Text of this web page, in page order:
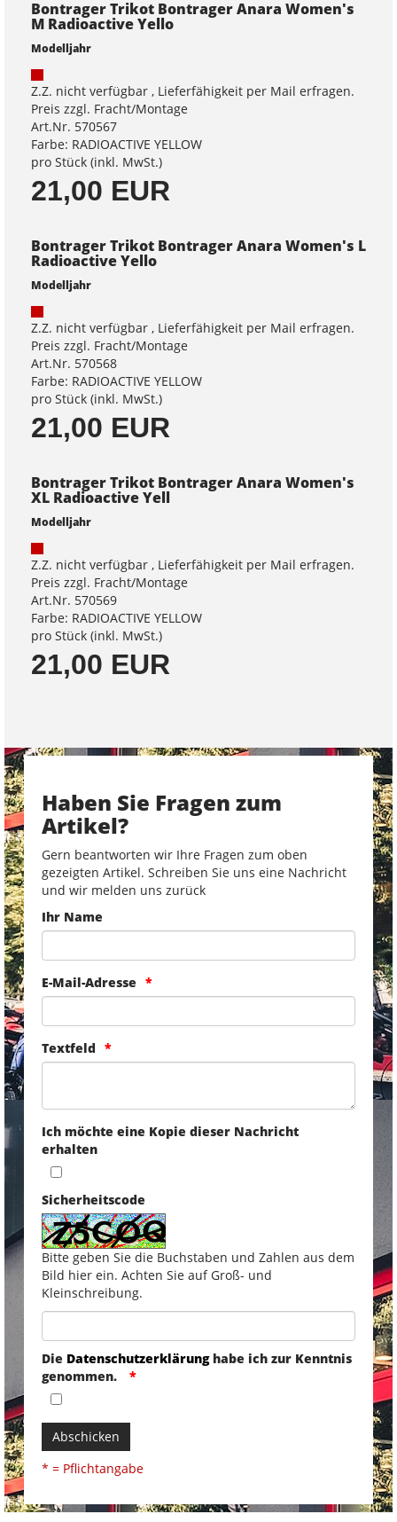
Bontrager Trikot Bontrager Anara Women's
M Radioactive Yello
Modelljahr
Z.Z. nicht verfügbar , Lieferfähigkeit per Mail erfragen.
Preis zzgl. Fracht/Montage
Art.Nr. 570567
Farbe: RADIOACTIVE YELLOW
pro Stück (inkl. MwSt.)
21,00 EUR
Bontrager Trikot Bontrager Anara Women's L
Radioactive Yello
Modelljahr
Z.Z. nicht verfügbar , Lieferfähigkeit per Mail erfragen.
Preis zzgl. Fracht/Montage
Art.Nr. 570568
Farbe: RADIOACTIVE YELLOW
pro Stück (inkl. MwSt.)
21,00 EUR
Bontrager Trikot Bontrager Anara Women's
XL Radioactive Yell
Modelljahr
Z.Z. nicht verfügbar , Lieferfähigkeit per Mail erfragen.
Preis zzgl. Fracht/Montage
Art.Nr. 570569
Farbe: RADIOACTIVE YELLOW
pro Stück (inkl. MwSt.)
21,00 EUR
Haben Sie Fragen zum
Artikel?
Gern beantworten wir Ihre Fragen zum oben
gezeigten Artikel. Schreiben Sie uns eine Nachricht
und wir melden uns zurück
Ihr Name
E-Mail-Adresse
Textfeld
Ich möchte eine Kopie dieser Nachricht
erhalten
Sicherheitscode
Bitte geben Sie die Buchstaben und Zahlen aus dem
Bild hier ein. Achten Sie auf Groß- und
Kleinschreibung.
Die Datenschutzerklärunghabe ich zur Kenntnis
genommen.
Abschicken
* = Pflichtangabe